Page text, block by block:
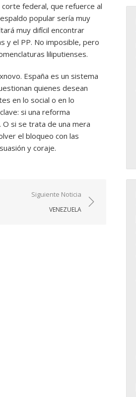
federal, que refuerce al
popular sería muy
muy difícil encontrar
y el PP. No imposible, pero
liliputienses.
España es un sistema
quienes desean
en lo social o en lo
si una reforma
si se trata de una mera
el bloqueo con las
y coraje.
Siguiente Noticia
VENEZUELA